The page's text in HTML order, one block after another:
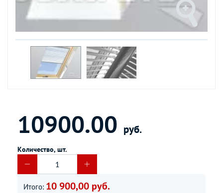
10900.00 руб.
Количество, шт.
Итого: 10 900,00 руб.